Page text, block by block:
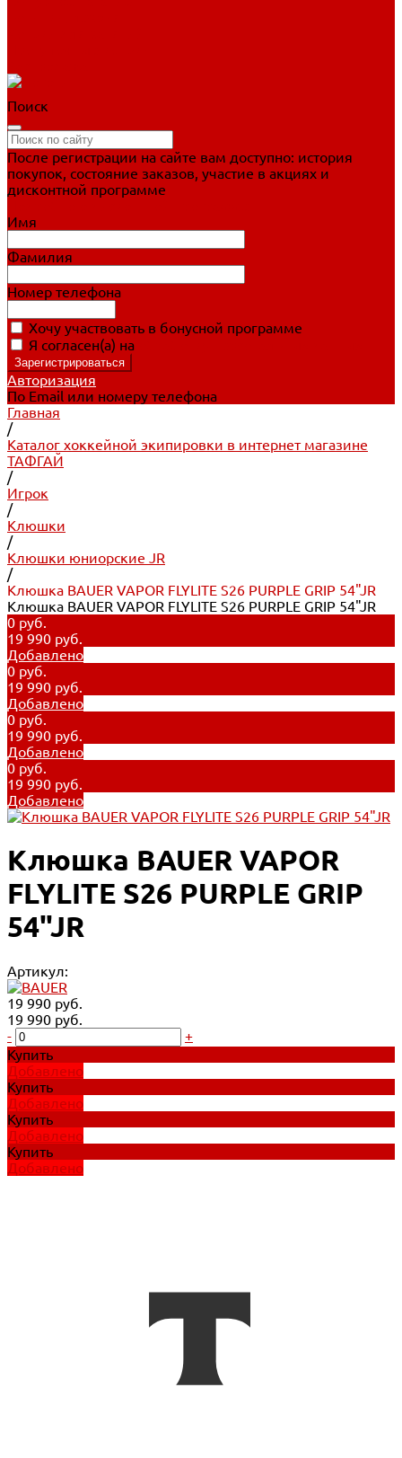
Поиск
После регистрации на сайте вам доступно: история
покупок, состояние заказов, участие в акциях и
дисконтной программе
Имя
Фамилия
Номер телефона
Хочу участвовать в бонусной программе
Я согласен(а) на
Авторизация
По Email или номеру телефона
Главная
/
Каталог хоккейной экипировки в интернет магазине
ТАФГАЙ
/
Игрок
/
Клюшки
/
Клюшки юниорские JR
/
Клюшка BAUER VAPOR FLYLITE S26 PURPLE GRIP 54"JR
Клюшка BAUER VAPOR FLYLITE S26 PURPLE GRIP 54"JR
0 руб.
19 990 руб.
Добавлено
0 руб.
19 990 руб.
Добавлено
0 руб.
19 990 руб.
Добавлено
0 руб.
19 990 руб.
Добавлено
Клюшка BAUER VAPOR
FLYLITE S26 PURPLE GRIP
54"JR
Артикул:
19 990 руб.
19 990 руб.
-
+
Купить
Добавлено
Купить
Добавлено
Купить
Добавлено
Купить
Добавлено